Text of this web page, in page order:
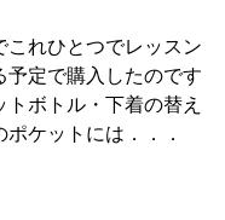
これひとつでレッスン
予定で購入したのです
ボトル・下着の替え
ケットには．．．